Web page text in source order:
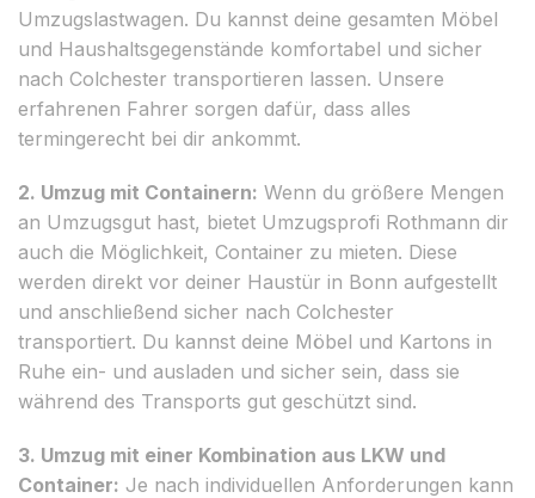
Umzugslastwagen. Du kannst deine gesamten Möbel
und Haushaltsgegenstände komfortabel und sicher
nach Colchester transportieren lassen. Unsere
erfahrenen Fahrer sorgen dafür, dass alles
termingerecht bei dir ankommt.
2. Umzug mit Containern: Wenn du größere Mengen
an Umzugsgut hast, bietet Umzugsprofi Rothmann dir
auch die Möglichkeit, Container zu mieten. Diese
werden direkt vor deiner Haustür in Bonn aufgestellt
und anschließend sicher nach Colchester
transportiert. Du kannst deine Möbel und Kartons in
Ruhe ein- und ausladen und sicher sein, dass sie
während des Transports gut geschützt sind.
3. Umzug mit einer Kombination aus LKW und
Container: Je nach individuellen Anforderungen kann